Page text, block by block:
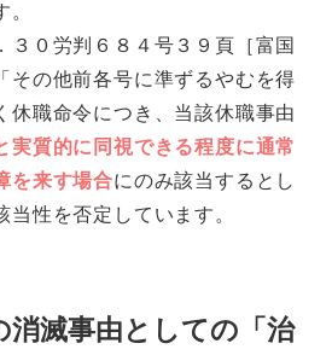
３０労判６８４号３９頁［富国
その他前各号に準ずるやむを得
休職命令につき、当該休職事由
実質的に同視できる程度に通常
を来す場合にのみ該当するとし
性を否定しています。
消滅事由としての「治